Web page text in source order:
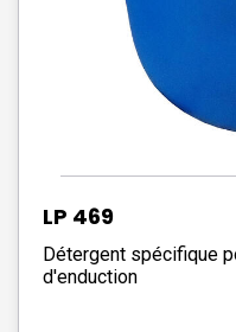
LP 469
Détergent spécifique
d'enduction